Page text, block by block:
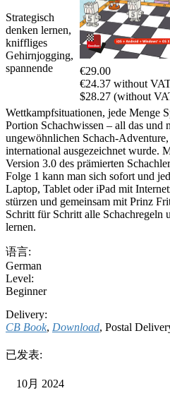
€29.00
€24.37 without
$28.27 (without
Strategisch
denken lernen,
kniffliges
Gehirnjogging,
spannende
Wettkampfsituationen, jede Menge
Portion Schachwissen – all das und
ungewöhnlichen Schach-
international ausgezeichnet wurde.
Version 3.0 des prämierten
Folge 1 kann man sich sofort und
Laptop, Tablet oder iPad mit
stürzen und gemeinsam mit Prinz
Schritt für Schritt alle Schachregeln
lernen.
语言:
German
Level:
Beginner
Delivery:
CB Book, Download, Postal
已发表:
10月 2024